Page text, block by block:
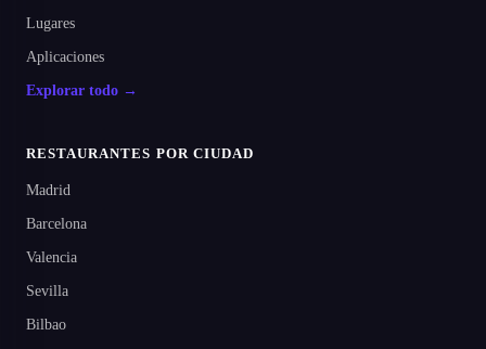
Lugares
Aplicaciones
Explorar todo →
RESTAURANTES POR CIUDAD
Madrid
Barcelona
Valencia
Sevilla
Bilbao